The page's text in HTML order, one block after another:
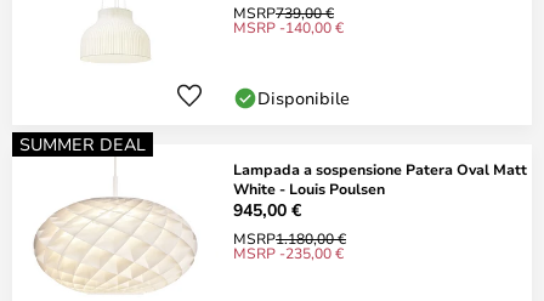
MSRP739,00 €
MSRP -140,00 €
Disponibile
SUMMER DEAL
Lampada a sospensione Patera Oval Matt
White - Louis Poulsen
945,00 €
MSRP1.180,00 €
MSRP -235,00 €